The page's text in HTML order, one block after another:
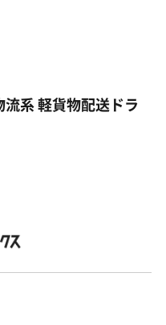
系 軽貨物配送ドラ